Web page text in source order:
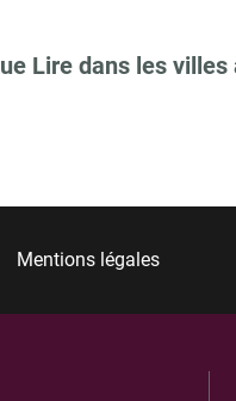
Lire dans les
Mentions légales